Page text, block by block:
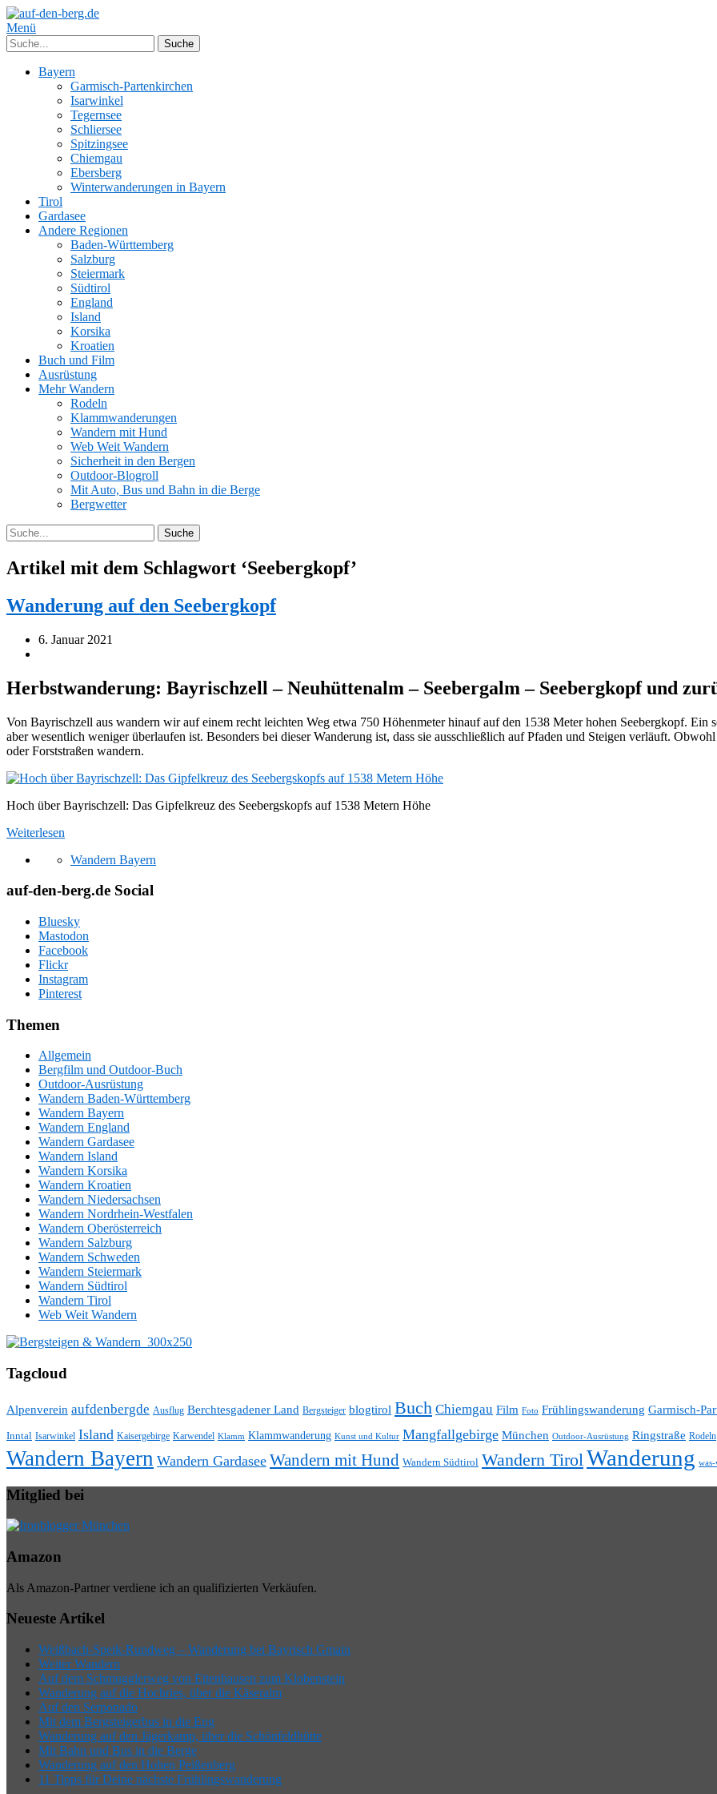
Menü
Bayern
Garmisch-Partenkirchen
Isarwinkel
Tegernsee
Schliersee
Spitzingsee
Chiemgau
Ebersberg
Winterwanderungen in Bayern
Tirol
Gardasee
Andere Regionen
Baden-Württemberg
Salzburg
Steiermark
Südtirol
England
Island
Korsika
Kroatien
Buch und Film
Ausrüstung
Mehr Wandern
Rodeln
Klammwanderungen
Wandern mit Hund
Web Weit Wandern
Sicherheit in den Bergen
Outdoor-Blogroll
Mit Auto, Bus und Bahn in die Berge
Bergwetter
Artikel mit dem Schlagwort ‘Seebergkopf’
Wanderung auf den Seebergkopf
6. Januar 2021
Herbstwanderung: Bayrischzell – Neuhüttenalm – Seebergalm – Seebergkopf und
Von Bayrischzell aus wandern wir auf einem recht leichten Weg etwa 750 Höhenmeter hinauf auf den 1538 Meter hohen Seebergkopf. Ein
aber wesentlich weniger überlaufen ist. Besonders bei dieser Wanderung ist, dass sie ausschließlich auf Pfaden und Steigen verläuft.
oder Forststraßen wandern.
Hoch über Bayrischzell: Das Gipfelkreuz des Seebergskopfs auf 1538 Metern Höhe
Weiterlesen
Wandern Bayern
auf-den-berg.de Social
Bluesky
Mastodon
Facebook
Flickr
Instagram
Pinterest
Themen
Allgemein
Bergfilm und Outdoor-Buch
Outdoor-Ausrüstung
Wandern Baden-Württemberg
Wandern Bayern
Wandern England
Wandern Gardasee
Wandern Island
Wandern Korsika
Wandern Kroatien
Wandern Niedersachsen
Wandern Nordrhein-Westfalen
Wandern Oberösterreich
Wandern Salzburg
Wandern Schweden
Wandern Steiermark
Wandern Südtirol
Wandern Tirol
Web Weit Wandern
Tagcloud
Alpenverein aufdenbergde Ausflug Berchtesgadener Land Bergsteiger blogtirol Buch Chiemgau Film Foto Frühlingswanderung Garmisch-
Inntal Isarwinkel Island Kaisergebirge Karwendel Klamm Klammwanderung Kunst und Kultur Mangfallgebirge München Outdoor-Ausrüstung Ringstraße Rodeln
Wandern Bayern Wandern Gardasee Wandern mit Hund Wandern Südtirol Wandern TirolWanderung
Mitglied bei
Amazon
Als Amazon-Partner verdiene ich an qualifizierten Verkäufen.
Neueste Artikel
Weißbach-Speik-Rundweg – Wanderung bei Bayrisch Gmain
Weiter Wandern
Auf dem Schmugglerweg von Ettenhausen zum Klobenstein
Wanderung auf die Hochries, über die Käseralm
Auf den Serponado
Mit dem Bergsteigerbus in die Eng
Wanderung auf den Jägerkamp, über die Schönfeldhütte
Mit Bahn und Bus in die Berge
Wanderung auf den Hohen Peißenberg
11 Tipps für Deine nächste Frühlingswanderung